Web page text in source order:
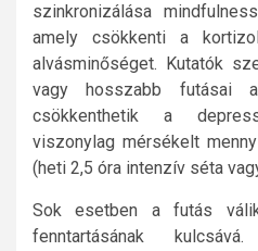
szinkronizálása
amely csökkenti a
alvásminőséget. Kutatók
vagy hosszabb futásai
csökkenthetik a
viszonylag mérsékelt
(heti 2,5 óra intenzív séta
Sok esetben a futás
fenntartásának